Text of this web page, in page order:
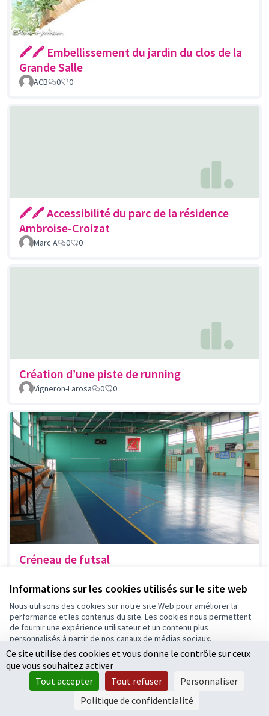
Informations sur les cookies utilisés sur le site web
Nous utilisons des cookies sur notre site Web pour améliorer la
performance et les contenus du site. Les cookies nous permettent
de fournir une expérience utilisateur et un contenu plus
personnalisés à partir de nos canaux de médias sociaux.
Tout accepter
Accepter seulement les cookies essentiels
Paramètres
🖍🖍 Embellissement du jardin du clos de la
Grande Salle
ACB 0 0
🖍🖍 Accessibilité du parc de la résidence
Ambroise-Croizat
Marc A 0 0
Création d’une piste de running
Vigneron-Larosa 0 0
Créneau de futsal
Ce site utilise des cookies et vous donne le contrôle sur ceux
que vous souhaitez activer
Tout accepter
Tout refuser
Personnaliser
Politique de confidentialité